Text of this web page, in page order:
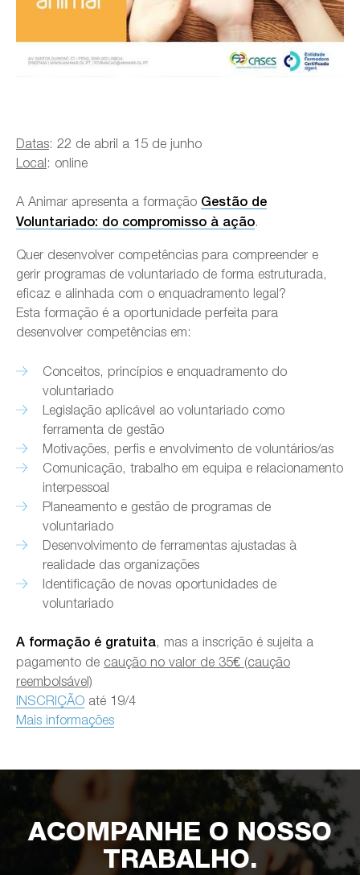
Datas: 22 de abril a 15 de junho
Local: online
A Animar apresenta a formação Gestão de
Voluntariado: do compromisso à ação.
Quer desenvolver competências para compreender e
gerir programas de voluntariado de forma estruturada,
eficaz e alinhada com o enquadramento legal?
Esta formação é a oportunidade perfeita para
desenvolver competências em:
Conceitos, princípios e enquadramento do
voluntariado
Legislação aplicável ao voluntariado como
ferramenta de gestão
Motivações, perfis e envolvimento de voluntários/as
Comunicação, trabalho em equipa e relacionamento
interpessoal
Planeamento e gestão de programas de
voluntariado
Desenvolvimento de ferramentas ajustadas à
realidade das organizações
Identificação de novas oportunidades de
voluntariado
A formação é gratuita, mas a inscrição é sujeita a
pagamento de caução no valor de 35€ (caução
reembolsável)
INSCRIÇÃO até 19/4
Mais informações
ACOMPANHE O NOSSO
TRABALHO.